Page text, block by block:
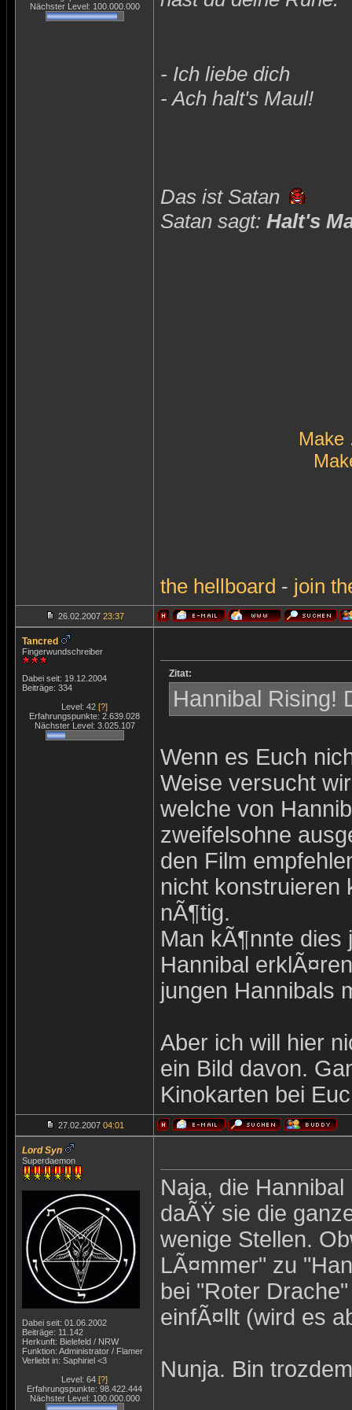
Nächster Level: 100.000.000
- Ich liebe dich
- Ach halt's Maul!
Das ist Satan
Satan sagt: Halt's
Make
the hellboard - join
26.02.2007 23:37
Tancred
Fingerwundschreiber
Dabei seit: 19.12.2004
Beiträge: 334
Level: 42 [?]
Erfahrungspunkte: 2.639.028
Nächster Level: 3.025.107
Zitat:
Hannibal Rising!
Wenn es Euch
Weise versucht
welche von
zweifelsohne
den Film
nicht konstruieren
nÃ¶tig.
Man kÃ¶nnte dies
Hannibal
jungen Hannibals
Aber ich will hier
ein Bild davon.
Kinokarten bei
27.02.2007 04:01
Lord Syn
Superdaemon
Dabei seit: 01.06.2002
Beiträge: 11.142
Herkunft: Bielefeld / NRW
Funktion: Administrator / Flamer
Verliebt in: Saphiriel <3
Level: 64 [?]
Erfahrungspunkte: 98.422.444
Nächster Level: 100.000.000
Naja, die
daÃŸ sie die
wenige Stellen.
LÃ¤mmer" zu
bei "Roter
einfÃ¤llt (wird es
Nunja. Bin